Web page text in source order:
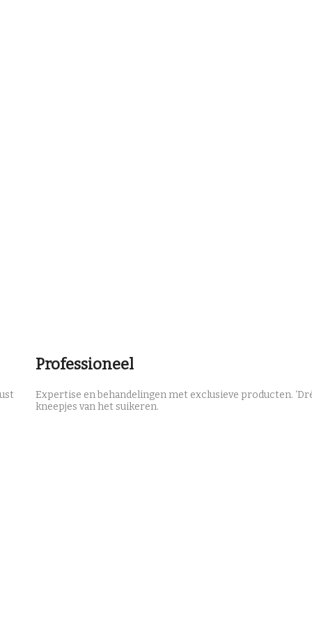
Professioneel
Expertise en behandelingen met exclusieve producten.
kneepjes van het suikeren.